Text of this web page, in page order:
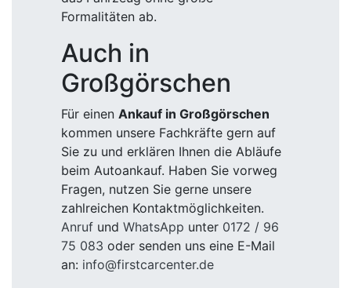
Formalitäten ab.
Auch in
Großgörschen
Für einen Ankauf in Großgörschen
kommen unsere Fachkräfte gern auf
Sie zu und erklären Ihnen die Abläufe
beim Autoankauf. Haben Sie vorweg
Fragen, nutzen Sie gerne unsere
zahlreichen Kontaktmöglichkeiten.
Anruf und WhatsApp unter 0172 / 96
75 083 oder senden uns eine E-Mail
an: info@firstcarcenter.de